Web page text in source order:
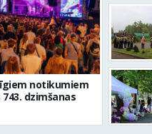
notikumiem
dzimšanas